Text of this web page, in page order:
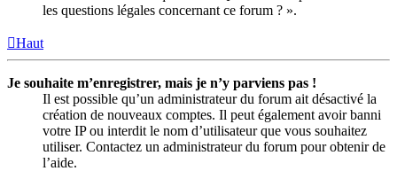
les questions légales concernant ce forum ? ».
Haut
Je souhaite m’enregistrer, mais je n’y parviens pas !
Il est possible qu’un administrateur du forum ait désactivé la
création de nouveaux comptes. Il peut également avoir banni
votre IP ou interdit le nom d’utilisateur que vous souhaitez
utiliser. Contactez un administrateur du forum pour obtenir de
l’aide.